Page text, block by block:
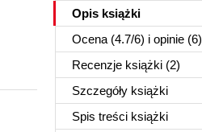
Opis książki
Ocena (4.7/6) i opinie (6)
Recenzje książki (2)
Szczegóły książki
Spis treści książki